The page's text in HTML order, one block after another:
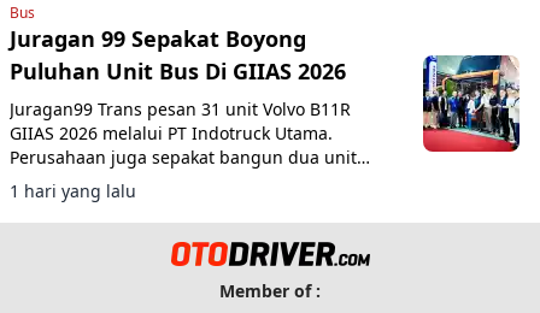
Bus
Juragan 99 Sepakat Boyong
Puluhan Unit Bus Di GIIAS 2026
Juragan99 Trans pesan 31 unit Volvo B11R
GIIAS 2026 melalui PT Indotruck Utama.
Perusahaan juga sepakat bangun dua unit
double decker berbasis sasis Scania K450CB
untuk layanan AKAP premium.
1 hari yang lalu
Member of :